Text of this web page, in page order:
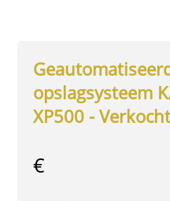
opslagsysteem
XP500 -
€